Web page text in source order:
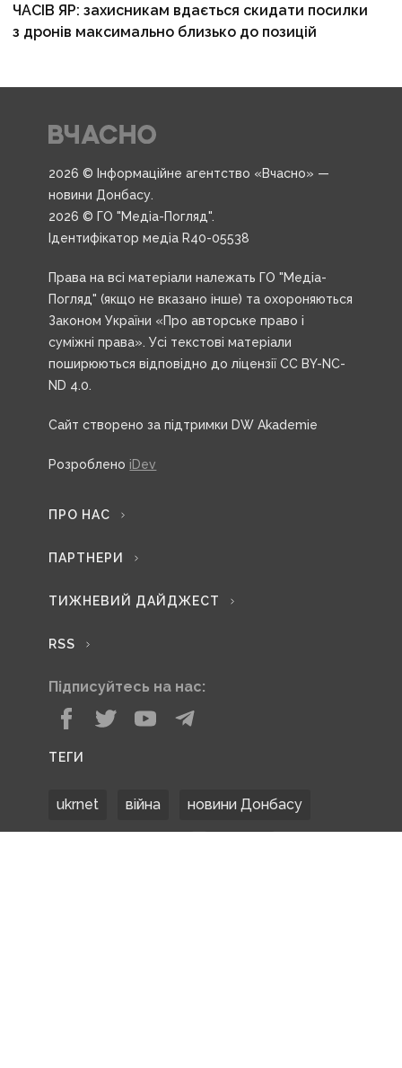
ЧАСІВ ЯР: захисникам вдається скидати посилки
з дронів максимально близько до позицій
2026 © Інформаційне агентство «Вчасно» —
новини Донбасу.
2026 © ГО "Медіа-Погляд".
Ідентифікатор медіа R40-05538
Права на всі матеріали належать ГО "Медіа-
Погляд" (якщо не вказано інше) та охороняються
Законом України «Про авторське право і
суміжні права». Усі текстові матеріали
поширюються відповідно до ліцензії CC BY-NC-
ND 4.0.
Сайт створено за підтримки DW Akademie
Розроблено iDev
ПРО НАС
ПАРТНЕРИ
ТИЖНЕВИЙ ДАЙДЖЕСТ
RSS
Підписуйтесь на нас:
ТЕГИ
ukrnet війна новини Донбасу